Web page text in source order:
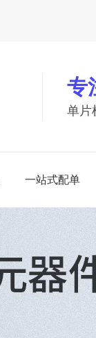
专
单片
一站式配单
开
查看更多